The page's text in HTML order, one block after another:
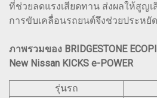
ที่ช่วยลดแรงเสียดทาน ส่งผลให้สู
การขับเคลื่อนรถยนต์จึงช่วยประหยั
ภาพรวมของ BRIDGESTONE
New Nissan KICKS e-POWER
รุ่นรถ